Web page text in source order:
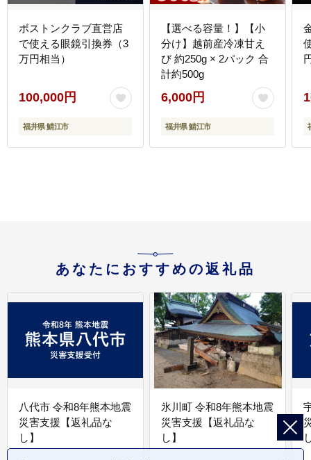
ボストンクラブ直営店
で使える眼鏡引換券（3
万円相当）
100,000円
福井県 鯖江市
【選べる容量！】【小
分け】越前産冷凍甘え
び 約250g × 2パック 合
計約500g
6,000円
福井県 鯖江市
あなたにおすすめの返礼品
八代市 令和8年熊本地震
災害支援【返礼品な
し】
氷川町 令和8年熊本地震
災害支援【返礼品な
し】